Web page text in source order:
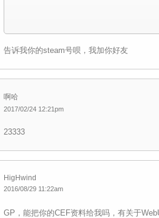
告诉我你的steam号呗，我加你好友
啊哈
2017/02/24 12:21pm
23333
HigHwind
2016/08/29 11:22am
GP，能把你的CEF资料给我吗，有关于